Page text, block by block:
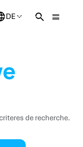
de recherche.